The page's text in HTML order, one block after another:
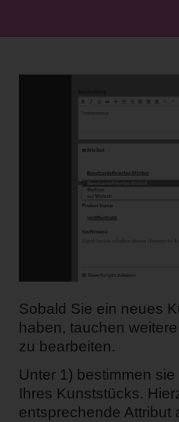
Sobald Sie ein neues
haben, tauchen
zu bearbeiten.
Unter 1) bestimmen
Ihres Kunststücks.
entsprechende Attribut